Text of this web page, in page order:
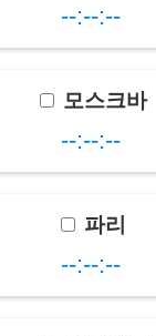
--:--:--
모스크바
--:--:--
파리
--:--:--